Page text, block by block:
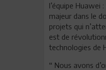
l’équipe Huawei
majeur dans le
projets qui
est de
technologies de
“ Nous avons